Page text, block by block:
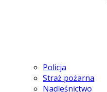
Policja
Straż pożarna
Nadleśnictwo